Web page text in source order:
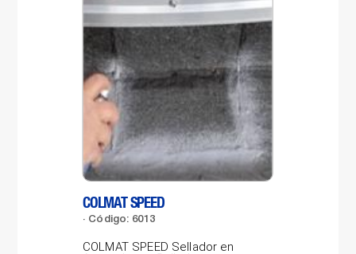
COLMAT SPEED
Código: 6013
COLMAT SPEED Sellador en